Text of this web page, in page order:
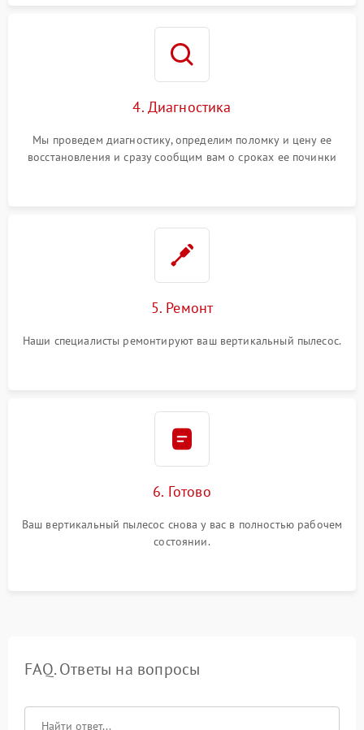
4. Диагностика
Мы проведем диагностику, определим поломку и цену ее
восстановления и сразу сообщим вам о сроках ее починки
5. Ремонт
Наши специалисты ремонтируют ваш вертикальный пылесос.
6. Готово
Ваш вертикальный пылесос снова у вас в полностью рабочем
состоянии.
FAQ. Ответы на вопросы